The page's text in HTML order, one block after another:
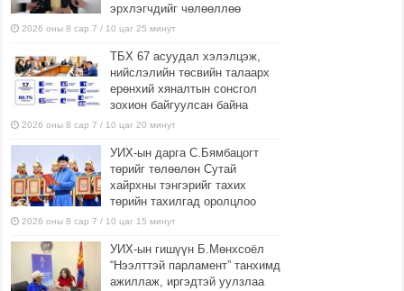
эрхлэгчдийг чөлөөллөө
2026 оны 8 сар 7 / 10 цаг 25 минут
ТБХ 67 асуудал хэлэлцэж,
нийслэлийн төсвийн талаарх
ерөнхий хяналтын сонсгол
зохион байгуулсан байна
2026 оны 8 сар 7 / 10 цаг 20 минут
УИХ-ын дарга С.Бямбацогт
төрийг төлөөлөн Сутай
хайрхны тэнгэрийг тахих
төрийн тахилгад оролцлоо
2026 оны 8 сар 7 / 10 цаг 15 минут
УИХ-ын гишүүн Б.Мөнхсоёл
“Нээлттэй парламент” танхимд
ажиллаж, иргэдтэй уулзлаа